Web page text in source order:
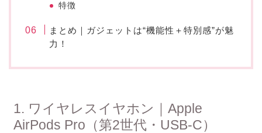
特徴
まとめ｜ガジェットは“機能性＋特別感”が魅
力！
1. ワイヤレスイヤホン｜Apple
AirPods Pro（第2世代・USB-C）